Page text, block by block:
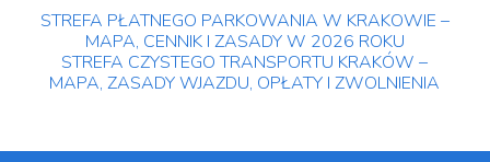
STREFA PŁATNEGO PARKOWANIA W KRAKOWIE –
MAPA, CENNIK I ZASADY W 2026 ROKU
STREFA CZYSTEGO TRANSPORTU KRAKÓW –
MAPA, ZASADY WJAZDU, OPŁATY I ZWOLNIENIA